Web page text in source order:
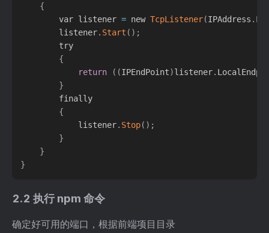
{
        var listener
= new TcpListener(IPAddress .
        listener
. Start ( ) ;
        try
{
return
( (IPEndPoint)listener.
}
        finally
{
            listener
. Stop( ) ;
}
}
}
2.2 执行 npm 命令
确定好可用的端口，根据前端项目目录